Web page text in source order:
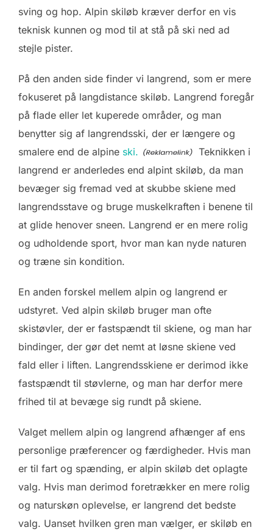
sving og hop. Alpin skiløb kræver derfor en vis
teknisk kunnen og mod til at stå på ski ned ad
stejle pister.
På den anden side finder vi langrend, som er mere
fokuseret på langdistance skiløb. Langrend foregår
på flade eller let kuperede områder, og man
benytter sig af langrendsski, der er længere og
smalere end de alpine ski.
Teknikken i
langrend er anderledes end alpint skiløb, da man
bevæger sig fremad ved at skubbe skiene med
langrendsstave og bruge muskelkraften i benene til
at glide henover sneen. Langrend er en mere rolig
og udholdende sport, hvor man kan nyde naturen
og træne sin kondition.
En anden forskel mellem alpin og langrend er
udstyret. Ved alpin skiløb bruger man ofte
skistøvler, der er fastspændt til skiene, og man har
bindinger, der gør det nemt at løsne skiene ved
fald eller i liften. Langrendsskiene er derimod ikke
fastspændt til støvlerne, og man har derfor mere
frihed til at bevæge sig rundt på skiene.
Valget mellem alpin og langrend afhænger af ens
personlige præferencer og færdigheder. Hvis man
er til fart og spænding, er alpin skiløb det oplagte
valg. Hvis man derimod foretrækker en mere rolig
og naturskøn oplevelse, er langrend det bedste
valg. Uanset hvilken gren man vælger, er skiløb en